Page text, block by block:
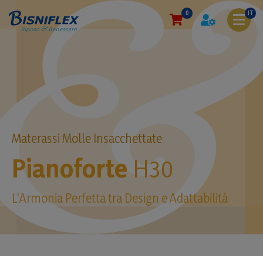
0 IT
Materassi Molle Insacchettate
Pianoforte H30
L'Armonia Perfetta tra Design e Adattabilità